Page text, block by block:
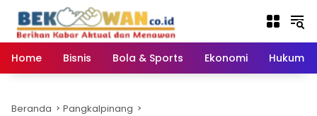
konten
Home
Bisnis Bola & Sports Ekonomi Hukum
Beranda Pangkalpinang